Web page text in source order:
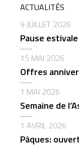
ACTUALITÉS
9 JUILLET 2026
Pause
15 MAI 2026
Offres
1 MAI 2026
Semaine de
1 AVRIL 2026
Pâques: